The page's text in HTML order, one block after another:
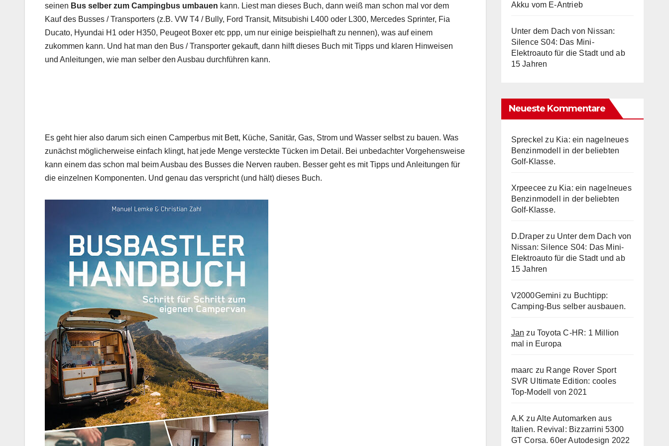
seinen Bus selber zum Campingbus umbauen kann. Liest man dieses Buch, dann weiß man schon mal vor dem
Kauf des Busses / Transporters (z.B. VW T4 / Bully, Ford Transit, Mitsubishi L400 oder L300, Mercedes Sprinter, Fia
Ducato, Hyundai H1 oder H350, Peugeot Boxer etc ppp, um nur einige beispielhaft zu nennen), was auf einem
zukommen kann. Und hat man den Bus / Transporter gekauft, dann hilft dieses Buch mit Tipps und klaren Hinweisen
und Anleitungen, wie man selber den Ausbau durchführen kann.
Es geht hier also darum sich einen Camperbus mit Bett, Küche, Sanitär, Gas, Strom und Wasser selbst zu bauen. Was
zunächst möglicherweise einfach klingt, hat jede Menge versteckte Tücken im Detail. Bei unbedachter Vorgehensweise
kann einem das schon mal beim Ausbau des Busses die Nerven rauben. Besser geht es mit Tipps und Anleitungen für
die einzelnen Komponenten. Und genau das verspricht (und hält) dieses Buch.
Akku vom E-Antrieb
Unter dem Dach von Nissan:
Silence S04: Das Mini-
Elektroauto für die Stadt und ab
15 Jahren
Neueste Kommentare
Spreckel zu Kia: ein nagelneues
Benzinmodell in der beliebten
Golf-Klasse.
Xrpeecee zu Kia: ein nagelneues
Benzinmodell in der beliebten
Golf-Klasse.
D.Draper zu Unter dem Dach von
Nissan: Silence S04: Das Mini-
Elektroauto für die Stadt und ab
15 Jahren
V2000Gemini zu Buchtipp:
Camping-Bus selber ausbauen.
Jan zu Toyota C-HR: 1 Million
mal in Europa
maarc zu Range Rover Sport
SVR Ultimate Edition: cooles
Top-Modell von 2021
A.K zu Alte Automarken aus
Italien. Revival: Bizzarrini 5300
GT Corsa. 60er Autodesign 2022